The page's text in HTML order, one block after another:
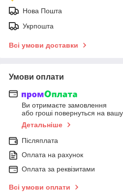
Нова Пошта
Укрпошта
Всі умови доставки
Умови оплати
Ви отримаєте замовлення
або гроші повернуться на вашу
Детальніше
Післяплата
Оплата на рахунок
Оплата за реквізитами
Всі умови оплати